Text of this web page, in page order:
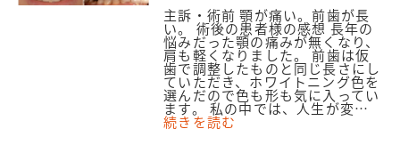
主訴・術前 顎が痛い。前歯が長
い。 術後の患者様の感想 長年の
悩みだった顎の痛みが無くなり、
肩も軽くなりました。 前歯は仮
歯で調整したものと同じ長さにし
ていただき、ホワイトニング色を
選んだので色も形も気に入ってい
ます。 私の中では、人生が変…
続きを読む